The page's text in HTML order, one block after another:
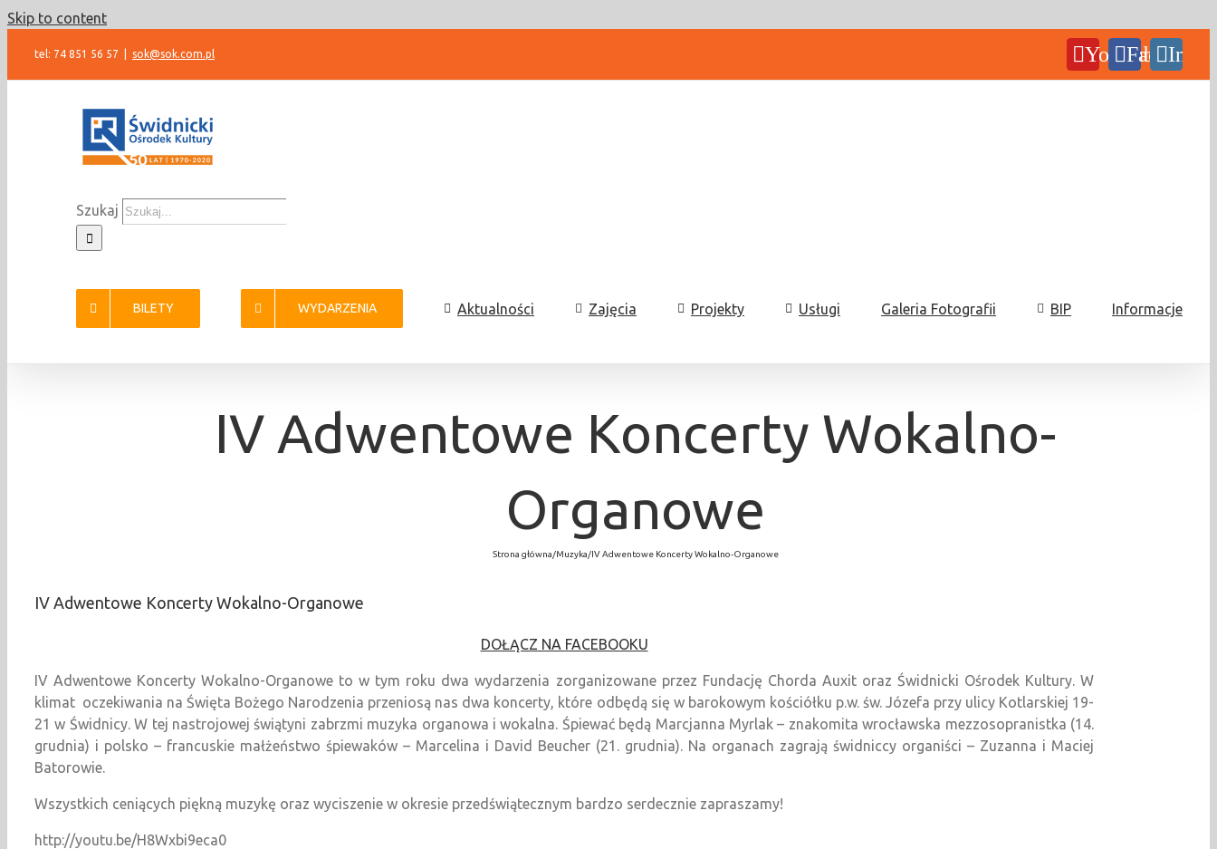
Skip to content
tel: 74 851 56 57 sok@sok.com.pl YouTubeFacebook
Szukaj
BILETY WYDARZENIA Aktualności Zajęcia Projekty Usługi Galeria Fotografii BIP Informacje
IV Adwentowe Koncerty Wokalno-
Organowe
Strona główna/Muzyka/IV Adwentowe Koncerty Wokalno-Organowe
IV Adwentowe Koncerty Wokalno-Organowe
DOŁĄCZ NA FACEBOOKU
IV Adwentowe Koncerty Wokalno-Organowe to w tym roku dwa wydarzenia zorganizowane przez Fundację Chorda Auxit oraz Świdnicki Ośrodek Kultury. W
klimat oczekiwania na Święta Bożego Narodzenia przeniosą nas dwa koncerty, które odbędą się w barokowym kościółku p.w. św. Józefa przy ulicy Kotlarskiej 19-
21 w Świdnicy. W tej nastrojowej świątyni zabrzmi muzyka organowa i wokalna. Śpiewać będą Marcjanna Myrlak – znakomita wrocławska mezzosopranistka (14.
grudnia) i polsko – francuskie małżeństwo śpiewaków – Marcelina i David Beucher (21. grudnia). Na organach zagrają świdniccy organiści – Zuzanna i Maciej
Batorowie.
Wszystkich ceniących piękną muzykę oraz wyciszenie w okresie przedświątecznym bardzo serdecznie zapraszamy!
http://youtu.be/H8Wxbi9eca0